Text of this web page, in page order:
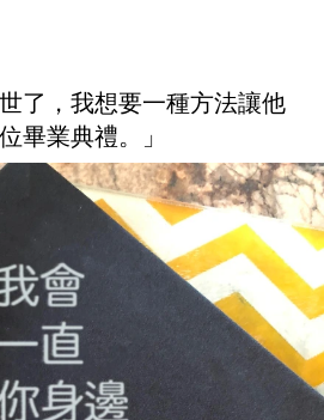
了，我想要一種方法讓他
畢業典禮。」